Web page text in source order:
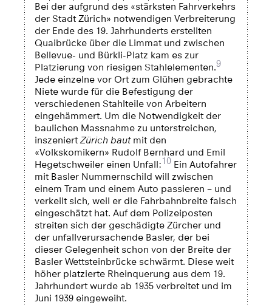
Bei der aufgrund des «stärksten Fahrverkehrs
der Stadt Zürich» notwendigen Verbreiterung
der Ende des 19. Jahrhunderts erstellten
Quaibrücke über die Limmat und zwischen
Bellevue- und Bürkli-Platz kam es zur
Platzierung von riesigen Stahlelementen.9
Jede einzelne vor Ort zum Glühen gebrachte
Niete wurde für die Befestigung der
verschiedenen Stahlteile von Arbeitern
eingehämmert. Um die Notwendigkeit der
baulichen Massnahme zu unterstreichen,
inszeniertZürich bautmit den
«Volkskomikern» Rudolf Bernhard und Emil
Hegetschweiler einen Unfall:10Ein Autofahrer
mit Basler Nummernschild will zwischen
einem Tram und einem Auto passieren – und
verkeilt sich, weil er die Fahrbahnbreite falsch
eingeschätzt hat. Auf dem Polizeiposten
streiten sich der geschädigte Zürcher und
der unfallverursachende Basler, der bei
dieser Gelegenheit schon von der Breite der
Basler Wettsteinbrücke schwärmt. Diese weit
höher platzierte Rheinquerung aus dem 19.
Jahrhundert wurde ab 1935 verbreitet und im
Juni 1939 eingeweiht.